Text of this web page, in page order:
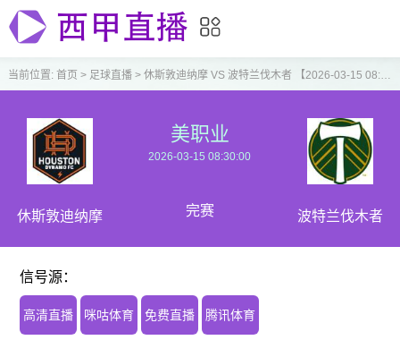
当前位置: 首页 > 足球直播> 休斯敦迪纳摩 VS 波特兰伐木者 【2026-03-15 08:30:00】
休斯敦迪纳摩
美职业
2026-03-15 08:30:00
完赛 波特兰伐木者
信号源：
高清直播 咪咕体育 免费直播 腾讯体育